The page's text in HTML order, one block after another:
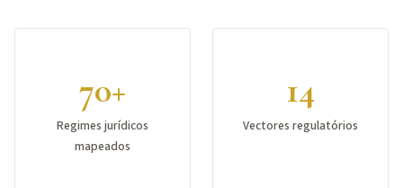
70+
Regimes jurídicos
mapeados
14
Vectores regulatórios